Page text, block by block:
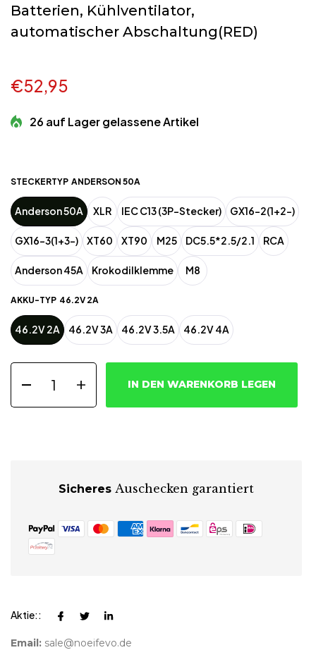
Batterien, Kühlventilator,
automatischer Abschaltung(RED)
€52,95
26 auf Lager gelassene Artikel
STECKERTYP ANDERSON 50A
Anderson 50A XLR IEC C13 (3P-Stecker) GX16-2(1+2-)
GX16-3(1+3-) XT60 XT90 M25 DC5.5*2.5/2.1 RCA
Anderson 45A Krokodilklemme M8
AKKU-TYP 46.2V 2A
46.2V 2A 46.2V 3A 46.2V 3.5A 46.2V 4A
IN DEN WARENKORB LEGEN
Sicheres Auschecken garantiert
Aktie::
Email: sale@noeifevo.de